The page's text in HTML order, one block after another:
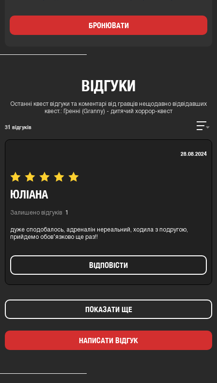
БРОНЮВАТИ
ВІДГУКИ
Останні квест відгуки та коментарі від гравців нещодавно відвідавших
квест.:
Гренні (Granny) - дитячий хоррор-квест
31 відгуків
ЮЛІАНА
Залишено відгуків
28.08.2024
дуже сподобалось, адреналін нереальний, ходила з подругою,
прийдемо обов’язково ще раз!!
ВIДПОВIСТИ
ПОКАЗАТИ ЩЕ
НАПИСАТИ ВІДГУК